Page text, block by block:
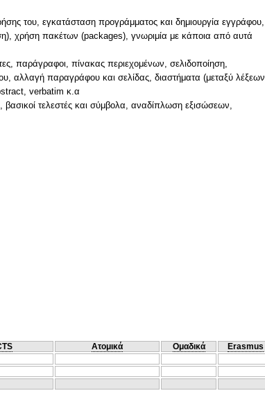
του, εγκατάσταση προγράμματος και δημιουργία εγγράφου,
χρήση πακέτων (packages), γνωριμία με κάποια από αυτά
παράγραφοι, πίνακας περιεχομένων, σελιδοποίηση,
αλλαγή παραγράφου και σελίδας, διαστήματα (μεταξύ λέξεων,
verbatim κ.α
τελεστές και σύμβολα, αναδίπλωση εξισώσεων,
Ατομικά Ομαδικά
Erasmus